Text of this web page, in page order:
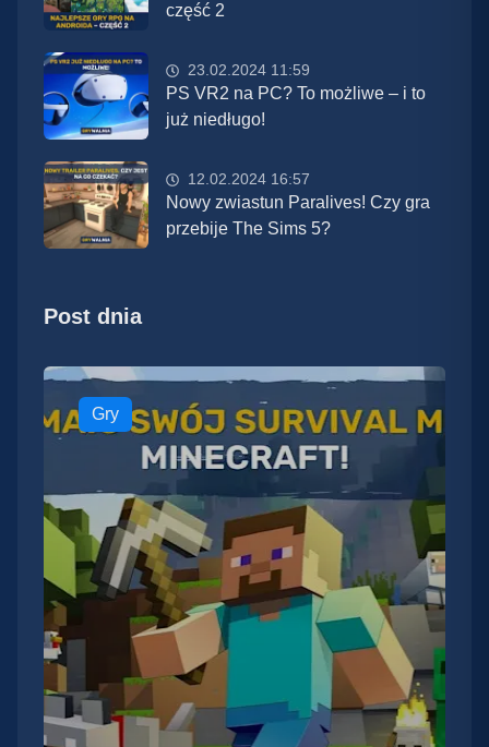
część 2
23.02.2024 11:59
PS VR2 na PC? To możliwe – i to
już niedługo!
12.02.2024 16:57
Nowy zwiastun Paralives! Czy gra
przebije The Sims 5?
Post dnia
Gry